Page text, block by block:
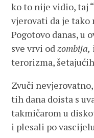
ko to nije vidio, taj
vjerovati da je tako
Pogotovo danas, u
sve vrvi odzombija,
terorizma,
Zvuči
tih dana doista s
takmičarom u
i plesali po